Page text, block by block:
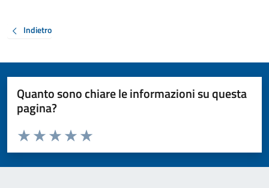
Indietro
Quanto sono chiare le informazioni su questa
pagina?
Valuta da 1 a 5 stelle la pagina
Valuta 5 stelle su 5
Valuta 4 stelle su 5
Valuta 3 stelle su 5
Valuta 2 stelle su 5
Valuta 1 stelle su 5